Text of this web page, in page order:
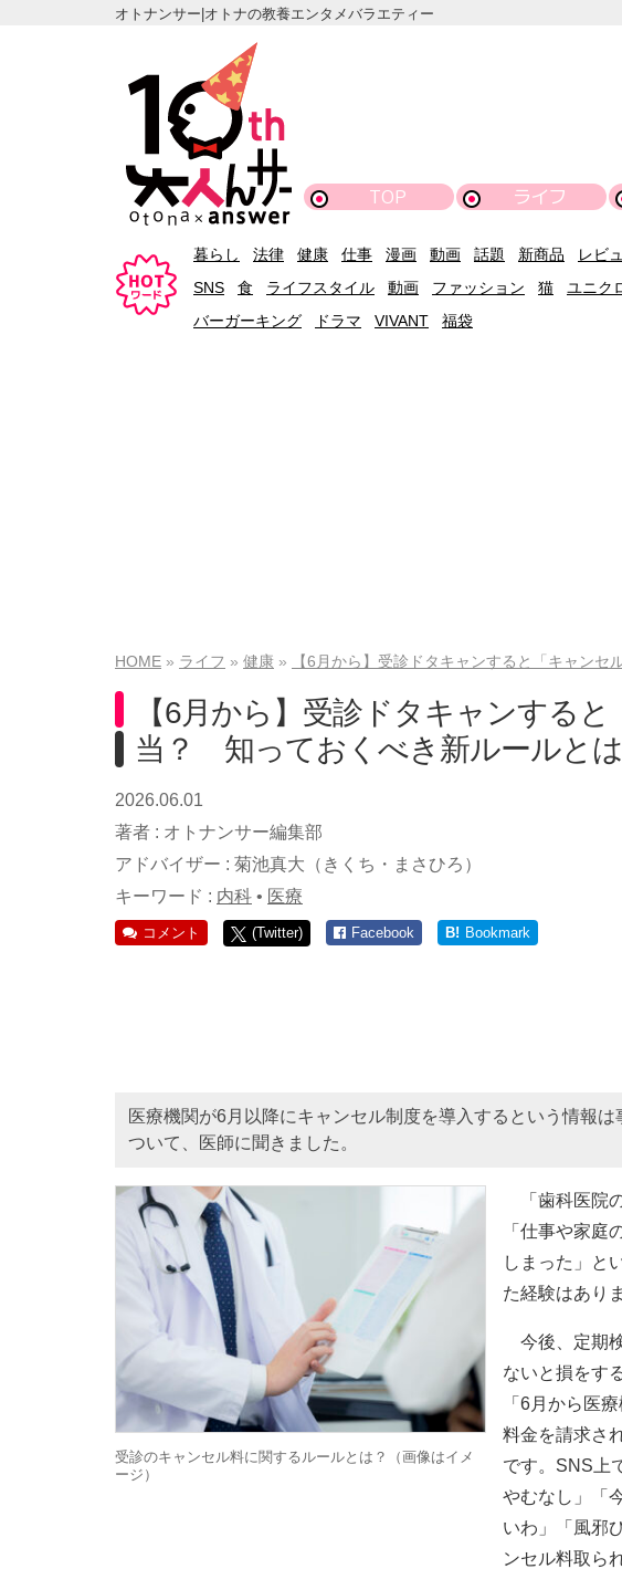
オトナンサー|オトナの教養エンタメバラエティー
TOP ライフ
暮らし 法律 健康 仕事 漫画 動画 話題 新商品
レビ
SNS
食 ライフスタイル 動画 ファッション 猫 ユニク
バーガーキング
ドラマ VIVANT 福袋
HOME ライフ 健康 【6月から】受診ドタキャンすると「キャン
【6月から】受診ドタキャンする
当？ 知っておくべき新ルールとは
2026.06.01
著者 : オトナンサー編集部
アドバイザー : 菊池真大（きくち・まさひろ）
キーワード : 内科 • 医療
コメント (Twitter) Facebook B! Bookmark
医療機関が6月以降にキャンセル制度を導入するという情報
ついて、医師に聞きました。
受診のキャンセル料に関するルールとは？（画像はイメ
ージ）
「歯科医院
「仕事や家庭
しまった」と
た経験はあり
今後、定期
ないと損をす
「6月から医
料金を請求さ
です。SNS上
やむなし」「
いわ」「風邪
ンセル料取ら